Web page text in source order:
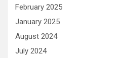
February 2025
January 2025
August 2024
July 2024